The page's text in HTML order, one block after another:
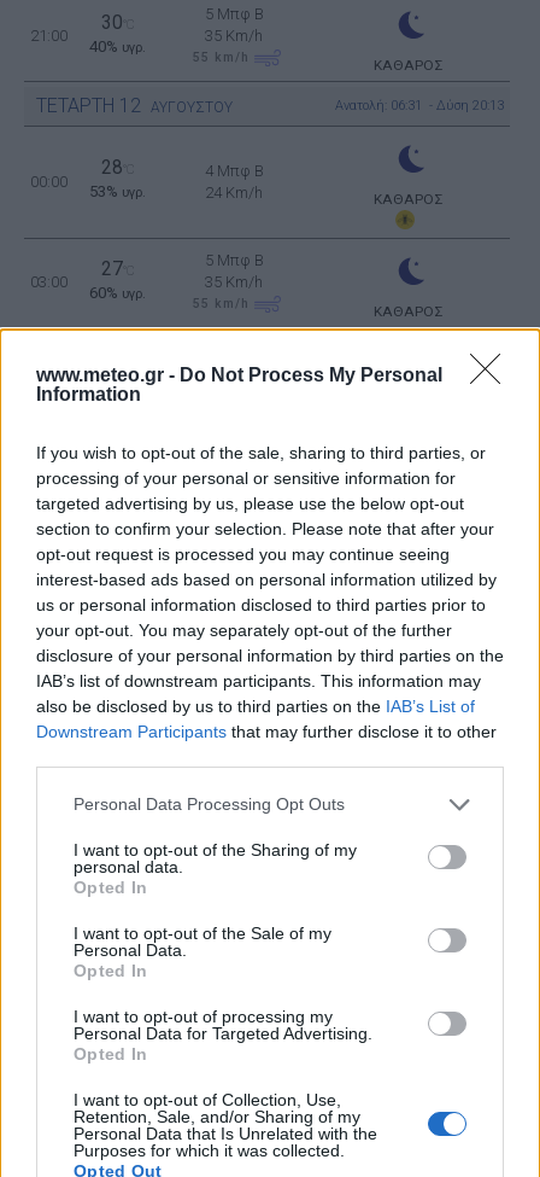
www.meteo.gr - Do Not Process My Personal
Information
If you wish to opt-out of the sale, sharing to third parties, or
processing of your personal or sensitive information for
targeted advertising by us, please use the below opt-out
section to confirm your selection. Please note that after your
opt-out request is processed you may continue seeing
interest-based ads based on personal information utilized by
us or personal information disclosed to third parties prior to
your opt-out. You may separately opt-out of the further
disclosure of your personal information by third parties on the
IAB’s list of downstream participants. This information may
also be disclosed by us to third parties on the IAB’s List of
Downstream Participants that may further disclose it to other
Personal Data Processing Opt Outs
I want to opt-out of the Sharing of my
personal data.
Opted In
I want to opt-out of the Sale of my
Personal Data.
Opted In
I want to opt-out of processing my
Personal Data for Targeted Advertising.
Opted In
I want to opt-out of Collection, Use,
Retention, Sale, and/or Sharing of my
Personal Data that Is Unrelated with the
Purposes for which it was collected.
Opted Out
21:00
30
40% υγρ.
5 Μπφ B
35 Km/h
55 km/h ΚΑΘΑΡΟΣ
ΤΕΤΑΡΤΗ 12 ΑΥΓΟΥΣΤΟΥ Ανατολή: 06:31 - Δύση 20:13
00:00
28
53% υγρ.
4 Μπφ B
24 Km/h
ΚΑΘΑΡΟΣ
03:00
27
60% υγρ.
5 Μπφ B
35 Km/h
55 km/h ΚΑΘΑΡΟΣ
06:00
61%υγρ.
35 Km/h
09:00
29°C
49% υγρ.
35 Km/h
55km/h
12:00
35°C
34%υγρ.
5 Μπφ B
35 Km/h
km/h ΚΑΘΑΡΟΣ
15:00
37°C
30% υγρ.
35 Km/h
55km/h ΚΑΘΑΡΟΣ
18:00
34°C
37%υγρ.
5 Μπφ B
35 Km/h
30°C
5 Μπφ B
ΚΑΘΑΡΟΣ
ΠΕΜΠΤΗ13
28°C
64%υγρ.
27°C
5 Μπφ B
26°C
70%υγρ.
5 Μπφ B
35 Km/h